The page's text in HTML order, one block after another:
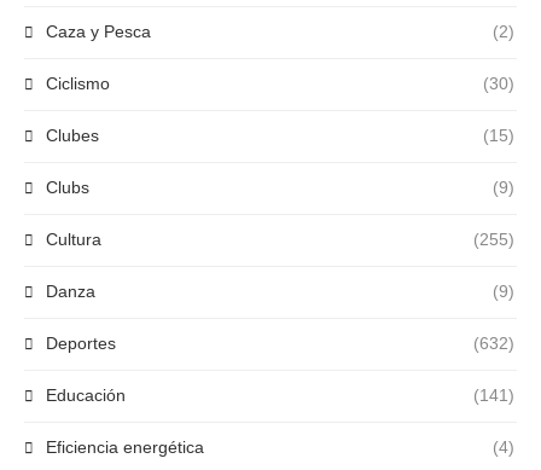
Caza y Pesca (2)
Ciclismo (30)
Clubes (15)
Clubs (9)
Cultura (255)
Danza (9)
Deportes (632)
Educación (141)
Eficiencia energética (4)